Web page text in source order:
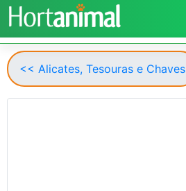
<< Alicates, Tesouras e Chaves